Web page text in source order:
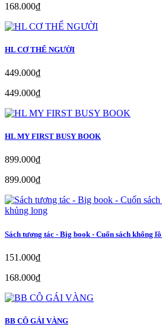
168.000₫
HL CƠ THỂ NGƯỜI
449.000₫
449.000₫
HL MY FIRST BUSY BOOK
899.000₫
899.000₫
Sách tương tác - Big book - Cuốn sách khổng
151.000₫
168.000₫
BB CÔ GÁI VÀNG